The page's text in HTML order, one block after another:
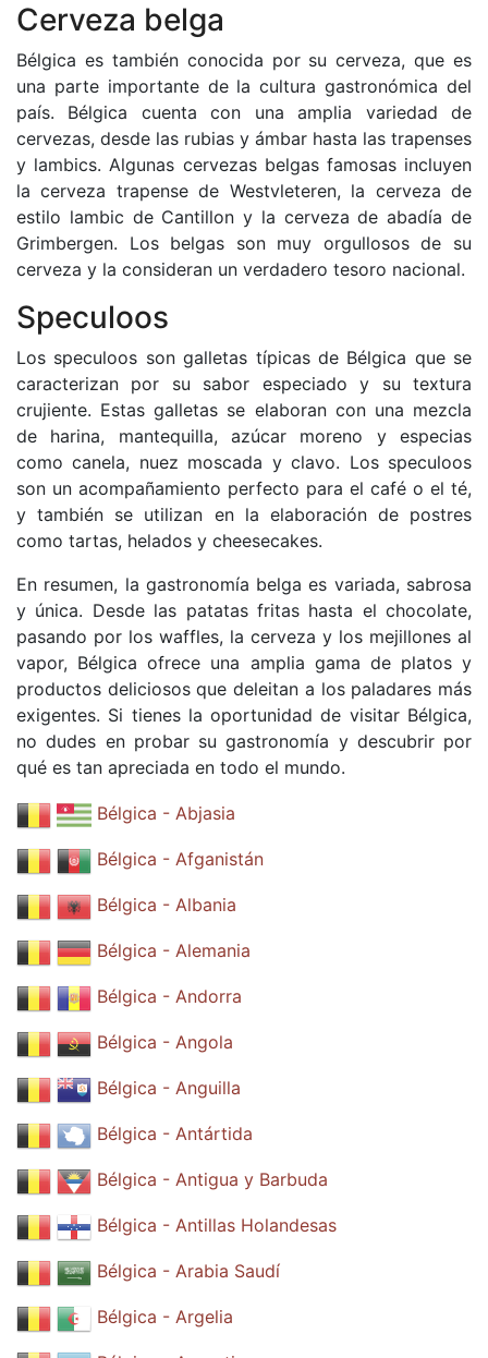
Cerveza belga
Bélgica es también conocida por su cerveza, que es
una parte importante de la cultura gastronómica del
país. Bélgica cuenta con una amplia variedad de
cervezas, desde las rubias y ámbar hasta las trapenses
y lambics. Algunas cervezas belgas famosas incluyen
la cerveza trapense de Westvleteren, la cerveza de
estilo lambic de Cantillon y la cerveza de abadía de
Grimbergen. Los belgas son muy orgullosos de su
cerveza y la consideran un verdadero tesoro nacional.
Speculoos
Los speculoos son galletas típicas de Bélgica que se
caracterizan por su sabor especiado y su textura
crujiente. Estas galletas se elaboran con una mezcla
de harina, mantequilla, azúcar moreno y especias
como canela, nuez moscada y clavo. Los speculoos
son un acompañamiento perfecto para el café o el té,
y también se utilizan en la elaboración de postres
como tartas, helados y cheesecakes.
En resumen, la gastronomía belga es variada, sabrosa
y única. Desde las patatas fritas hasta el chocolate,
pasando por los waffles, la cerveza y los mejillones al
vapor, Bélgica ofrece una amplia gama de platos y
productos deliciosos que deleitan a los paladares más
exigentes. Si tienes la oportunidad de visitar Bélgica,
no dudes en probar su gastronomía y descubrir por
qué es tan apreciada en todo el mundo.
Bélgica - Abjasia
Bélgica - Afganistán
Bélgica - Albania
Bélgica - Alemania
Bélgica - Andorra
Bélgica - Angola
Bélgica - Anguilla
Bélgica - Antártida
Bélgica - Antigua y Barbuda
Bélgica - Antillas Holandesas
Bélgica - Arabia Saudí
Bélgica - Argelia